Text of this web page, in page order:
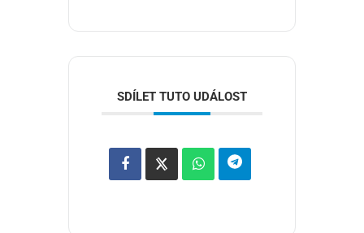
SDÍLET TUTO UDÁLOST